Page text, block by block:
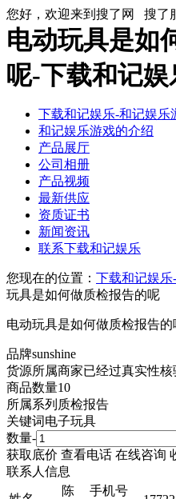
您好，欢迎来到搜了网 搜了
电动玩具是如
呢-下载和记娱
下载和记娱乐-和记娱乐
和记娱乐游戏的介绍
产品展厅
公司相册
产品视频
最新供应
资质证书
新闻资讯
联系下载和记娱乐
您现在的位置： 下载和记娱
玩具是如何做质检报告的呢
电动玩具是如何做质检报告的
品牌sunshine
货源所属商家已经过真实性核
商品数量10
所属系列 质检报告
关键词电子玩具
数量-
获取底价 查看电话 在线咨询
联系人信息
陈
手机号